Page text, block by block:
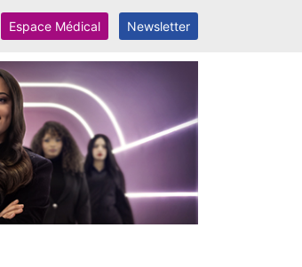
Espace Médical Newsletter